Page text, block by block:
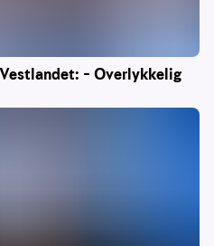
– Overlykkelig